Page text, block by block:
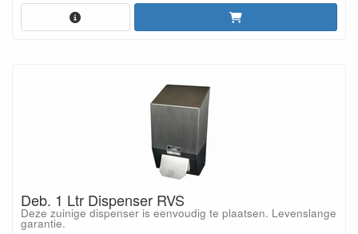
Deb. 1 Ltr Dispenser RVS
Deze zuinige dispenser is eenvoudig te plaatsen. Levenslange
garantie.